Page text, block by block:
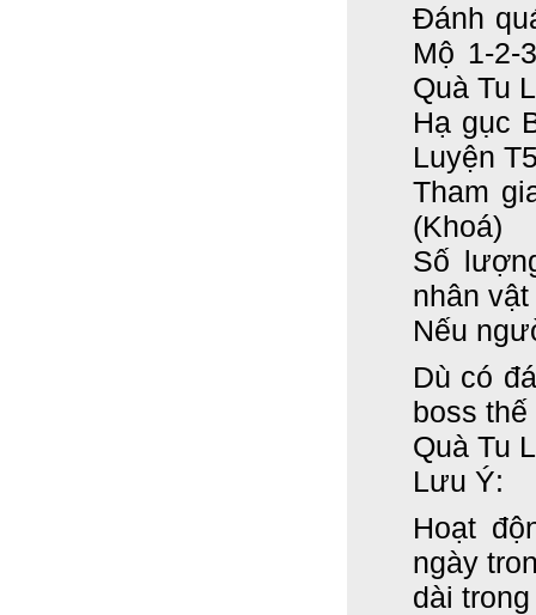
Đánh
Mộ 1-2-
Quà Tu
Hạ gục
Luyện
Tham
(Khoá)
Số
nhân
Nếu
Dù có
boss
Quà Tu
Lưu Ý:
Hoạt
ngày
dài